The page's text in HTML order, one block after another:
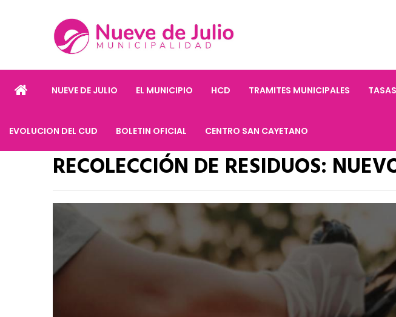
NUEVE DE JULIO EL MUNICIPIO HCD TRAMITES MUNICIPALES
EVOLUCION DEL CUD BOLETIN OFICIAL CENTRO SAN CAYETANO
RECOLECCIÓN DE RESIDUOS: